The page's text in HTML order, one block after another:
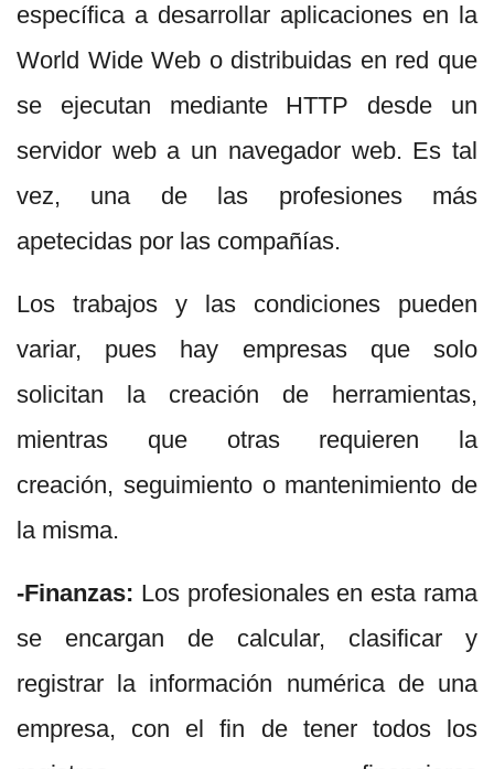
específica a desarrollar aplicaciones en la
World Wide Web o distribuidas en red que
se ejecutan mediante HTTP desde un
servidor web a un navegador web. Es tal
vez, una de las profesiones más
apetecidas por las compañías.
Los trabajos y las condiciones pueden
variar, pues hay empresas que solo
solicitan la creación de herramientas,
mientras que otras requieren la
creación, seguimiento o mantenimiento de
la misma.
-Finanzas: Los profesionales en esta rama
se encargan de calcular, clasificar y
registrar la información numérica de una
empresa, con el fin de tener todos los